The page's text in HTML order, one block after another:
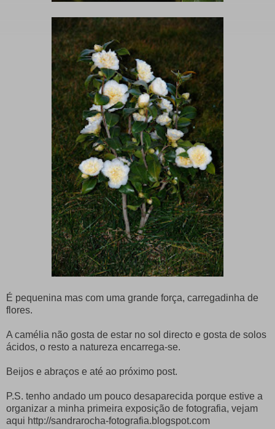
É pequenina mas com uma grande força, carregadinha de
flores.
A camélia não gosta de estar no sol directo e gosta de solos
ácidos, o resto a natureza encarrega-se.
Beijos e abraços e até ao próximo post.
P.S. tenho andado um pouco desaparecida porque estive a
organizar a minha primeira exposição de fotografia, vejam
aqui http://sandrarocha-fotografia.blogspot.com